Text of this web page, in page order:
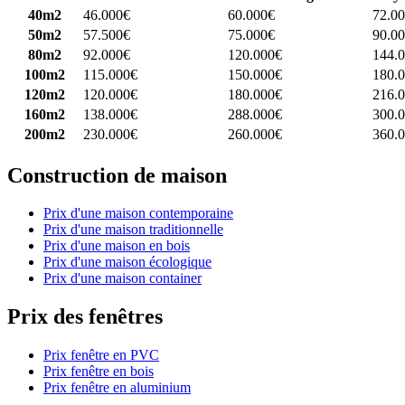
40m2
46.000€ 60.000€
50m2
57.500€ 75.000€
80m2
92.000€ 120.000€
100m2
115.000€ 150.000€
120m2
120.000€ 180.000€
160m2
138.000€ 288.000€
200m2
230.000€ 260.000€
Construction de maison
Prix d'une maison contemporaine
Prix d'une maison traditionnelle
Prix d'une maison en bois
Prix d'une maison écologique
Prix d'une maison container
Prix des fenêtres
Prix fenêtre en PVC
Prix fenêtre en bois
Prix fenêtre en aluminium